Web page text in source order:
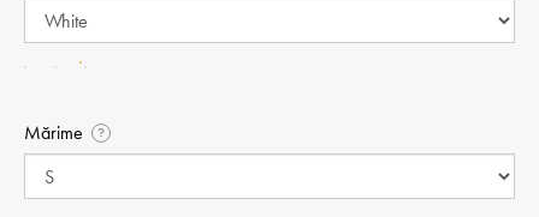
Mărime ?